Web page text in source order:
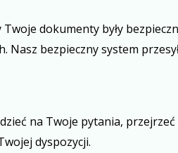
dokumenty były
bezpieczny system
na Twoje pytania,
dyspozycji.